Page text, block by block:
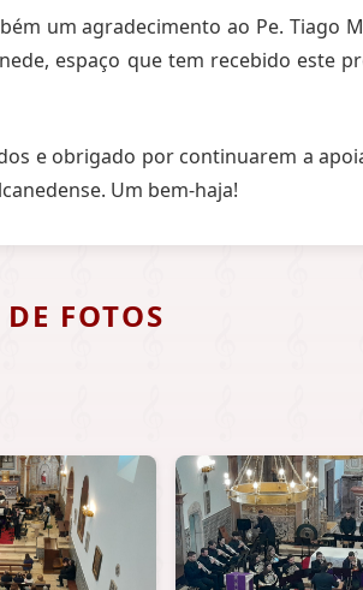
um agradecimento ao Pe. Tiago
espaço que tem recebido este
e obrigado por continuarem a
Um bem-haja!
FOTOS